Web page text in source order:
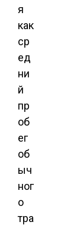
я
как
ср
ед
ни
й
пр
об
ег
об
ыч
ног
о
тра